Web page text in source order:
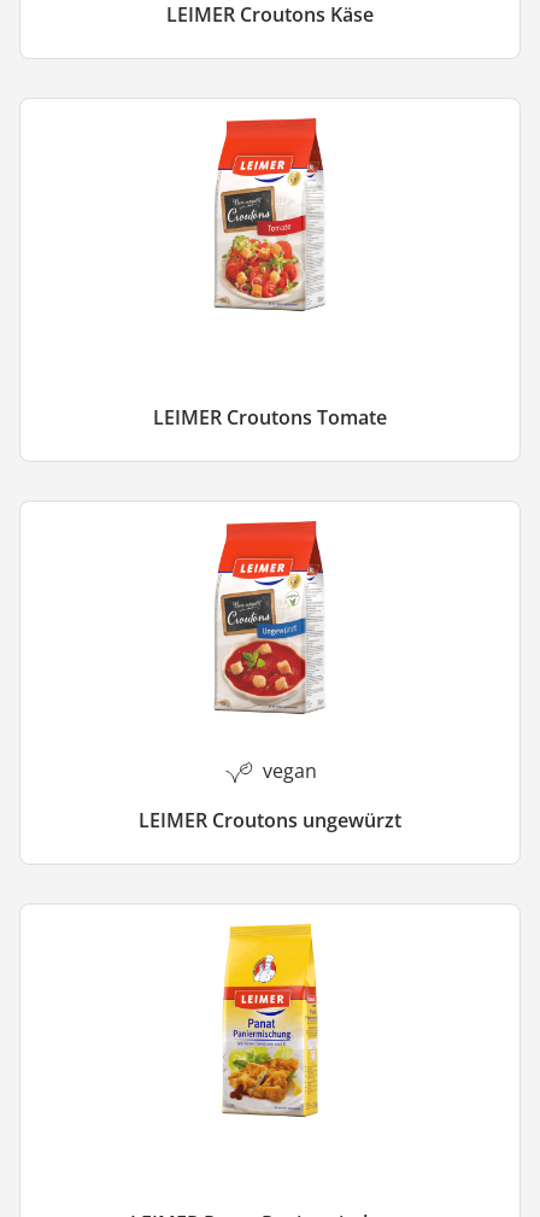
LEIMER Croutons Käse
LEIMER Croutons Tomate
vegan
LEIMER Croutons ungewürzt